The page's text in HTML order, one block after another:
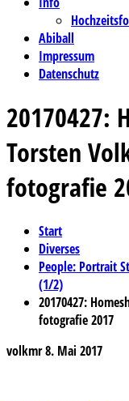
Abiball
Impressum
Datenschutz
20170427:
Torsten
fotografie
Start
Diverses
People: Portrait
(1/2)
20170427:
fotografie 2017
volkmr8. Mai 2017